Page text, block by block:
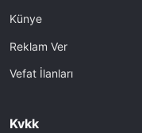
Künye
Reklam Ver
Vefat İlanları
Kvkk